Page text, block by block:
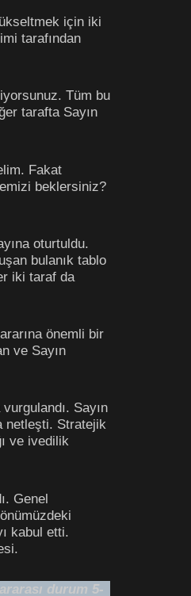
için iki
tarafından
Tüm bu
tarafta Sayın
Fakat
beklersiniz?
oturtuldu.
bulanık tablo
iki taraf da
önemli bir
ve Sayın
Sayın
netleşti. Stratejik
ve ivedilik
Genel
kabul etti.
durum 5-